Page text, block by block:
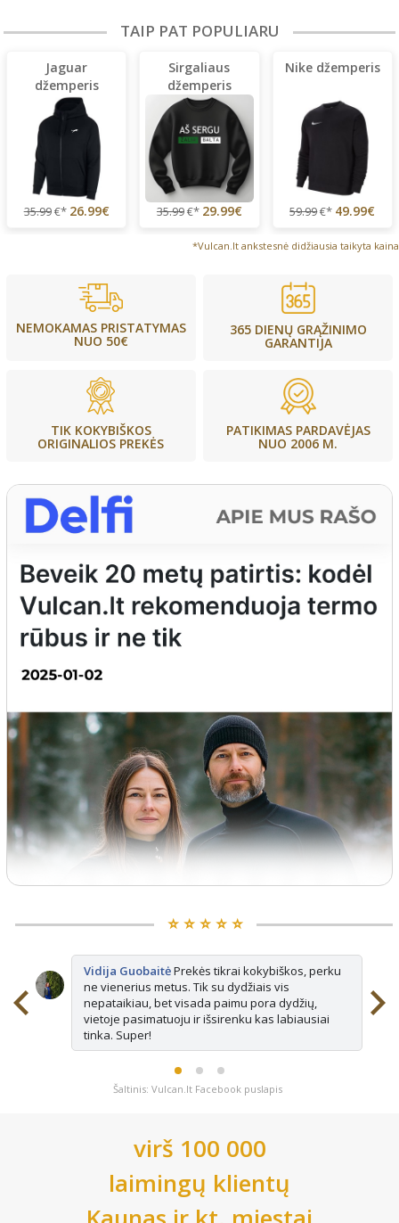
TAIP PAT POPULIARU
Jaguar
džemperis
(lengvas)
35.99€* 26.99€
Sirgaliaus
džemperis
35.99€* 29.99€
Nike džemperis
59.99€* 49.99€
*Vulcan.lt ankstesnė didžiausia taikyta kaina
NEMOKAMAS PRISTATYMAS
NUO 50€
365 DIENŲ GRĄŽINIMO
GARANTIJA
TIK KOKYBIŠKOS
ORIGINALIOS PREKĖS
PATIKIMAS PARDAVĖJAS
NUO 2006 M.
⭐️ ⭐️ ⭐️ ⭐️ ⭐️
Vidija GuobaitėPrekės tikrai kokybiškos, perku
ne vienerius metus. Tik su dydžiais vis
nepataikiau, bet visada paimu pora dydžių,
vietoje pasimatuoju ir išsirenku kas labiausiai
tinka. Super!
Šaltinis: Vulcan.lt Facebook puslapis
virš 100 000
laimingų klientų